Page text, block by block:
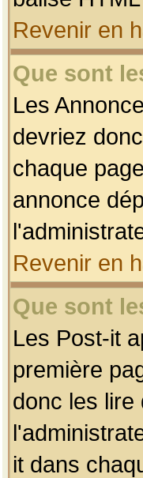
Revenir en
Que sont
Les
devriez
chaque
annonce
Revenir en
Que sont
Les Post-it
première
donc les
it dans